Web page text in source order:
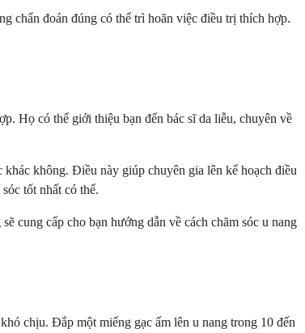
chẩn đoán đúng có thể trì hoãn việc điều trị thích hợp.
Họ có thể giới thiệu bạn đến bác sĩ da liễu, chuyên về
khác không. Điều này giúp chuyên gia lên kế hoạch điều
tốt nhất có thể.
cung cấp cho bạn hướng dẫn về cách chăm sóc u nang
chịu. Đắp một miếng gạc ấm lên u nang trong 10 đến